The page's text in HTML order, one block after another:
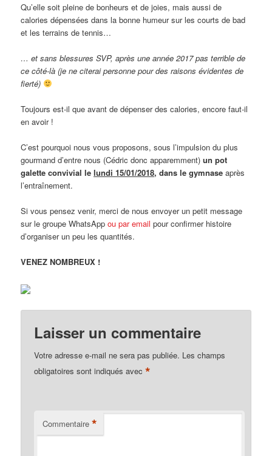
Qu’elle soit pleine de bonheurs et de joies, mais aussi de
calories dépensées dans la bonne humeur sur les courts de bad
et les terrains de tennis…
… et sans blessures SVP, après une année 2017 pas terrible de
ce côté-là (je ne citerai personne pour des raisons évidentes de
fierté)
Toujours est-il que avant de dépenser des calories, encore faut-il
en avoir !
C’est pourquoi nous vous proposons, sous l’impulsion du plus
gourmand d’entre nous (Cédric donc apparemment)un pot
galette convivial lelundi 15/01/2018, dans le gymnase après
l’entraînement.
Si vous pensez venir, merci de nous envoyer un petit message
sur le groupe WhatsAppou par email pour confirmer histoire
d’organiser un peu les quantités.
VENEZ NOMBREUX !
Laisser un commentaire
Votre adresse e-mail ne sera pas publiée. Les champs
obligatoires sont indiqués avec*
Commentaire *